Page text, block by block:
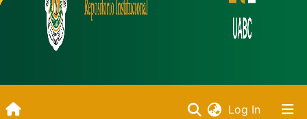
Log In(current)